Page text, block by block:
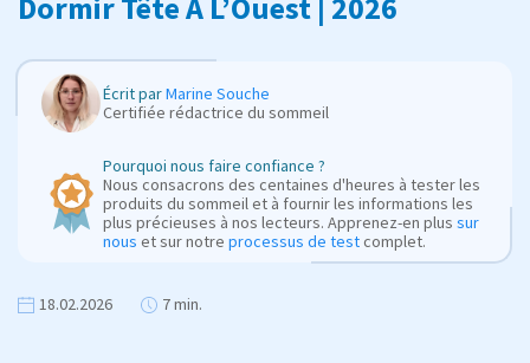
Écrit parMarine Souche
Certifiée rédactrice du sommeil
Pourquoi nous faire confiance ?
Nous consacrons des centaines d'heures à tester les
produits du sommeil et à fournir les informations les
plus précieuses à nos lecteurs. Apprenez-en plus sur
nous et sur notre processus de testcomplet.
18.02.2026 7 min.